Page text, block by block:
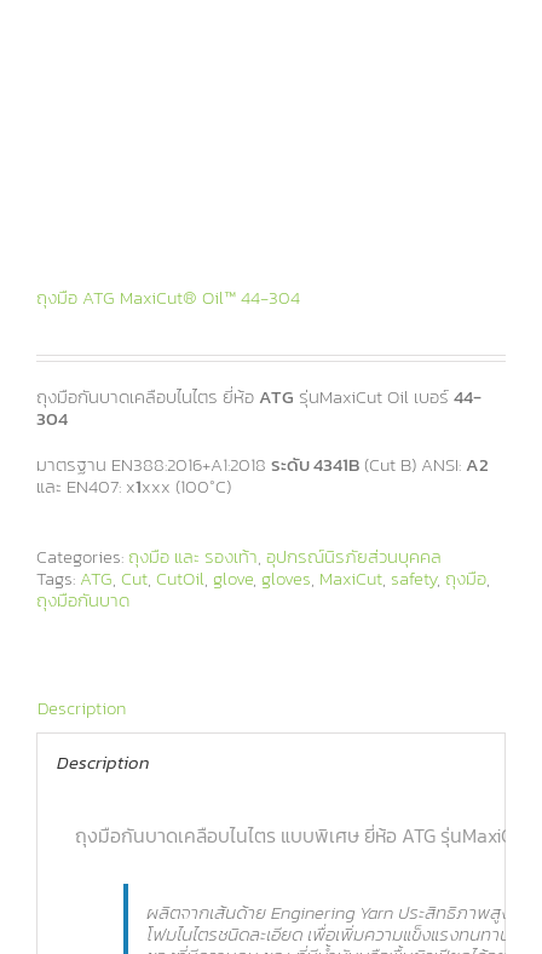
ถุงมือ ATG MaxiCut® Oil™ 44-304
ถุงมือกันบาดเคลือบไนไตร ยี่ห้อ ATG รุ่นMaxiCut Oil เบอร์44-
304
มาตรฐาน EN388:2016+A1:2018 ระดับ 4341B (Cut B) ANSI: A2
และ EN407: x1xxx (100°C)
Categories: ถุงมือ และ รองเท้า, อุปกรณ์นิรภัยส่วนบุคคล
Tags: ATG, Cut, CutOil, glove, gloves, MaxiCut, safety, ถุงมือ,
ถุงมือกันบาด
Description
Description
ถุงมือกันบาดเคลือบไนไตร แบบพิเศษ ยี่ห้อ ATG รุ่นMaxiCut
ผลิตจากเส้นด้าย Enginering Yarn ประสิทธิภาพสูงเพื่
โฟมไนไตรชนิดละเอียด เพื่อเพิ่มความแข็งแรงทนทานระ